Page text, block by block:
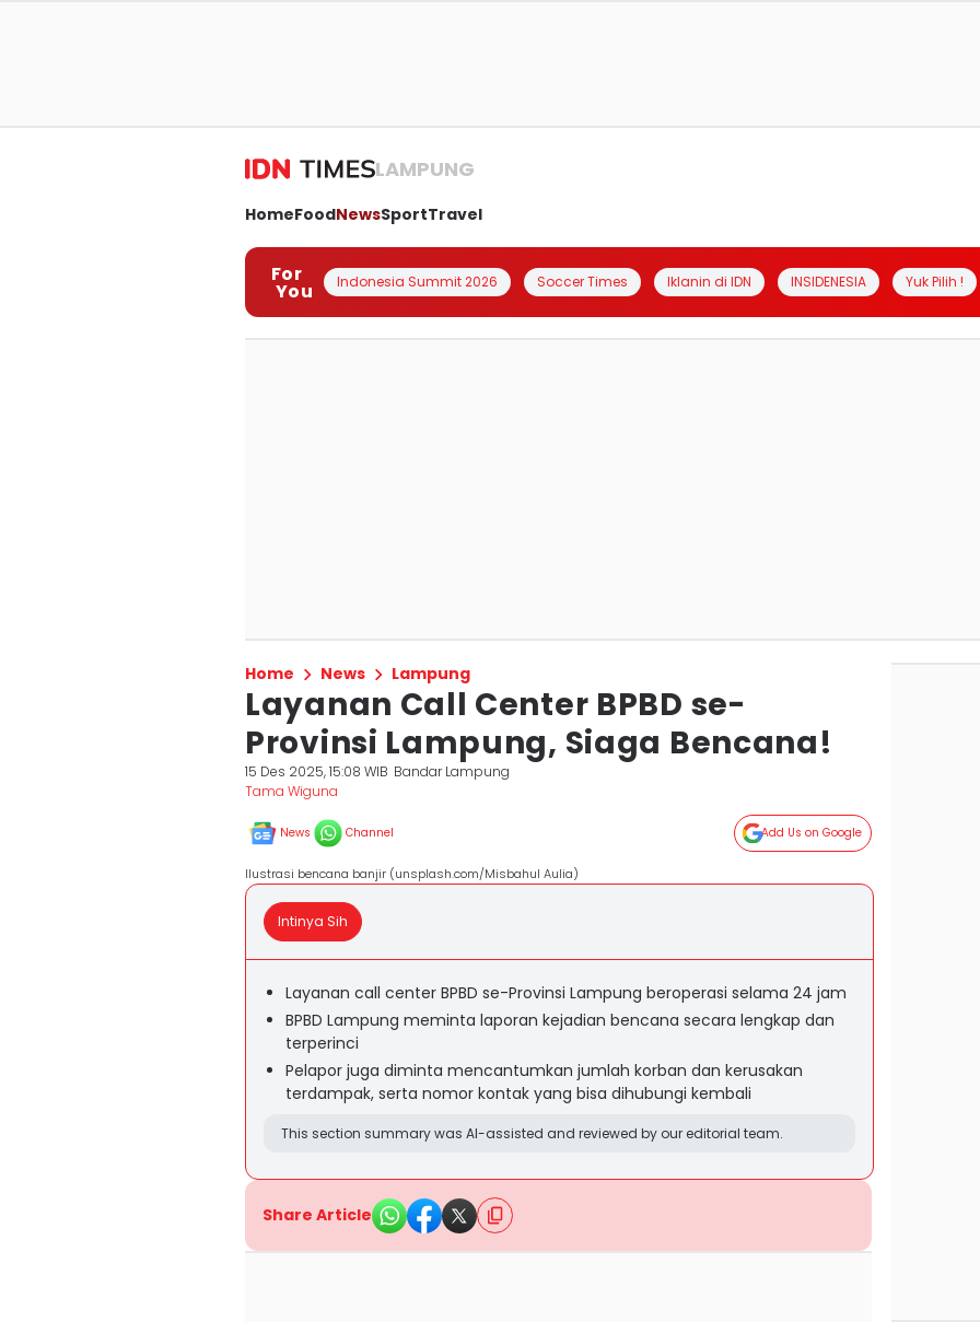
LAMPUNG
HomeFoodNewsSportTravel
For
You Indonesia Summit 2026 Soccer Times Iklanin di IDN INSIDENESIA Yuk Pilih !
Home News Lampung
Layanan Call Center BPBD se-
Provinsi Lampung, Siaga Bencana!
15 Des 2025, 15:08 WIB Bandar Lampung
Tama Wiguna
News Channel Add Us on Google
Ilustrasi bencana banjir (unsplash.com/Misbahul Aulia)
Intinya Sih
Layanan call center BPBD se-Provinsi Lampung beroperasi selama 24 jam
BPBD Lampung meminta laporan kejadian bencana secara lengkap dan
terperinci
Pelapor juga diminta mencantumkan jumlah korban dan kerusakan
terdampak, serta nomor kontak yang bisa dihubungi kembali
This section summary was AI-assisted and reviewed by our editorial team.
Share Article